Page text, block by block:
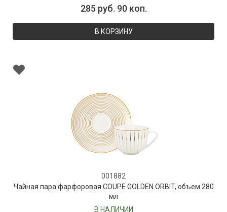
285 руб. 90 коп.
В КОРЗИНУ
001882
Чайная пара фарфоровая COUPE GOLDEN ORBIT, объем 280
мл
В НАЛИЧИИ